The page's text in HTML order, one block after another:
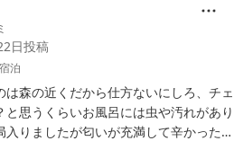
気も異なりますので、機会がござい
。
ております。
森
日投稿
宿泊
森の近くだから仕方ないにしろ、チェ
思うくらいお風呂には虫や汚れがあり
りましたが匂いが充満して辛かったで